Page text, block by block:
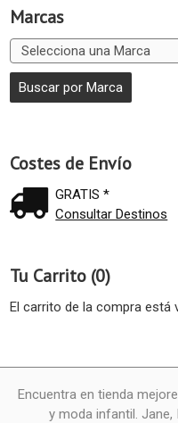
Marcas
Costes de Envío
GRATIS *
Consultar Destinos
Tu Carrito (0)
El carrito de la compra está
Encuentra en tienda
y moda infantil. Jane,